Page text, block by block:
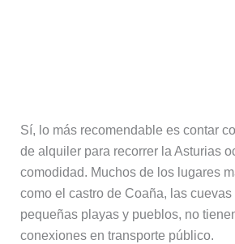
Sí, lo más recomendable es contar
de alquiler para recorrer la Asturias
comodidad. Muchos de los lugares
como el castro de Coaña, las cuevas
pequeñas playas y pueblos, no
conexiones en transporte público.